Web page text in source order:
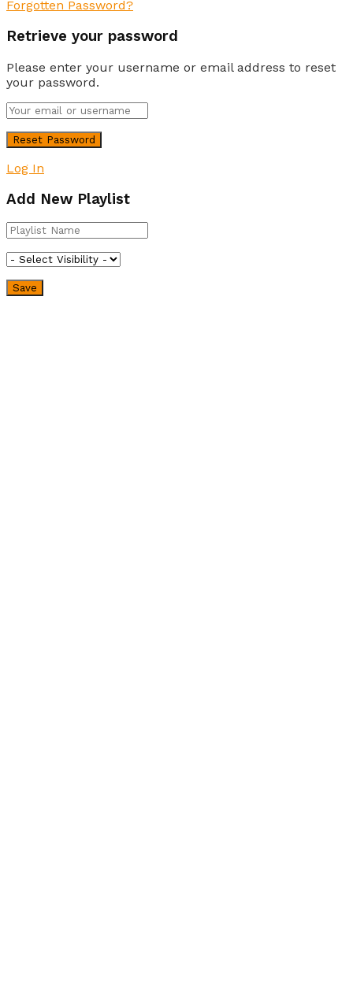
Forgotten Password?
Retrieve your password
Please enter your username or email address to reset
your password.
Log In
Add New Playlist